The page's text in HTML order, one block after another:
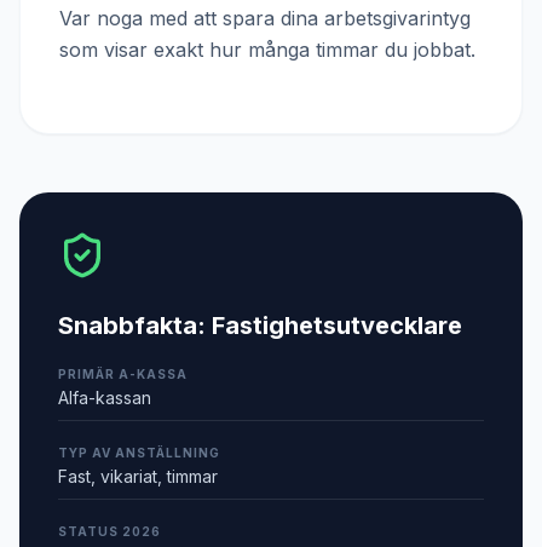
Var noga med att spara dina arbetsgivarintyg
som visar exakt hur många timmar du jobbat.
Snabbfakta: Fastighetsutvecklare
PRIMÄR A-KASSA
Alfa-kassan
TYP AV ANSTÄLLNING
Fast, vikariat, timmar
STATUS 2026